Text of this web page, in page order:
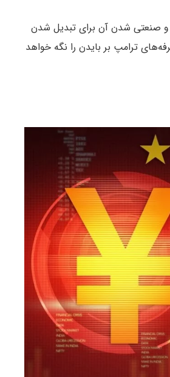
و صنعتی شدن آن برای تبدیل شدن
ترامپ بر بایدن را نگه خواهد